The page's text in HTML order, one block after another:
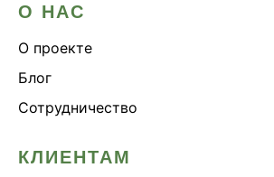
О НАС
О проекте
Блог
Сотрудничество
КЛИЕНТАМ